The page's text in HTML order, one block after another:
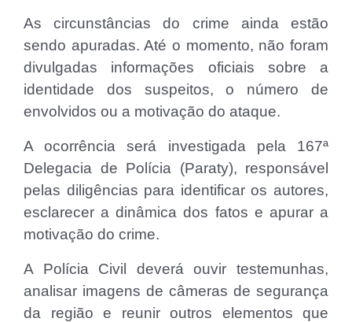
As circunstâncias do crime ainda estão
sendo apuradas. Até o momento, não foram
divulgadas informações oficiais sobre a
identidade dos suspeitos, o número de
envolvidos ou a motivação do ataque.
A ocorrência será investigada pela 167ª
Delegacia de Polícia (Paraty), responsável
pelas diligências para identificar os autores,
esclarecer a dinâmica dos fatos e apurar a
motivação do crime.
A Polícia Civil deverá ouvir testemunhas,
analisar imagens de câmeras de segurança
da região e reunir outros elementos que